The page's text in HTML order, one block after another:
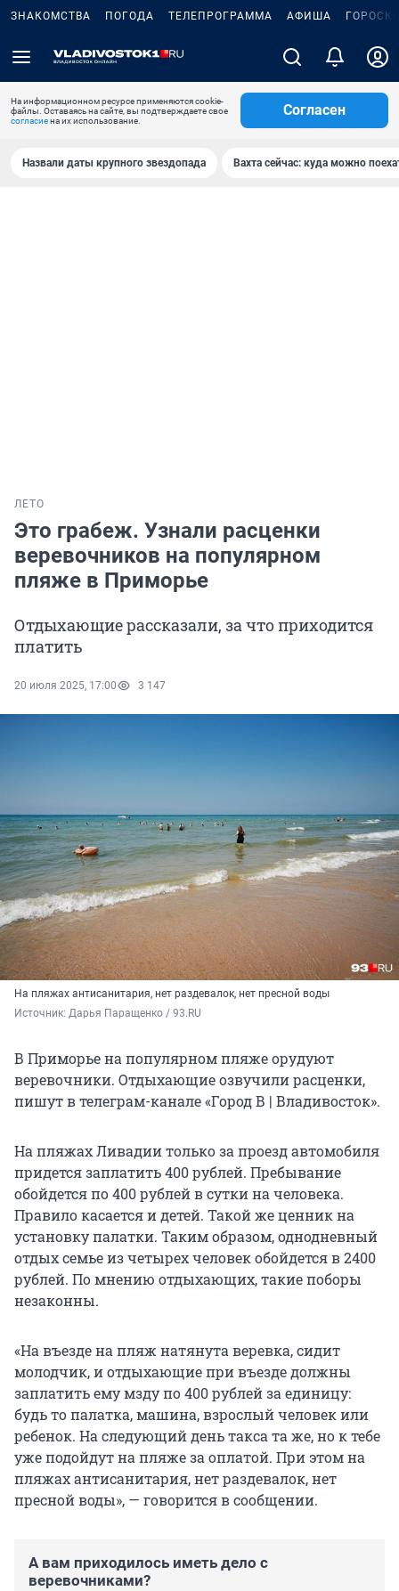
ЗНАКОМСТВА ПОГОДА ТЕЛЕПРОГРАММА АФИША
На информационном ресурсе применяются cookie-
файлы. Оставаясь на сайте, вы подтверждаете свое
согласиена их использование.
Согласен
Назвали даты крупного звездопада Вахта сейчас: куда можно
ЛЕТО
Это грабеж. Узнали расценки
веревочников на популярном
пляже в Приморье
Отдыхающие рассказали, за что приходится
платить
20 июля 2025, 17:00 3 147
На пляжах антисанитария, нет раздевалок, нет пресной воды
Источник: Дарья Паращенко / 93.RU
В Приморье на популярном пляже орудуют
веревочники. Отдыхающие озвучили расценки,
пишут в телеграм-канале «Город В | Владивосток».
На пляжах Ливадии только за проезд автомобиля
придется заплатить400 рублей. Пребывание
обойдется по 400 рублей в сутки на человека.
Правило касается и детей. Такой же ценник на
установку палатки. Таким образом, однодневный
отдых семье из четырех человек обойдется в 2400
рублей. По мнению отдыхающих, такие поборы
незаконны.
«На въезде на пляж натянута веревка, сидит
молодчик, и отдыхающие при въезде должны
заплатить ему мзду по 400 рублей за единицу:
будь то палатка, машина, взрослый человек или
ребенок. На следующий день такса та же, но к тебе
уже подойдут на пляже за оплатой. При этом на
пляжах антисанитария, нет раздевалок, нет
пресной воды», — говорится в сообщении.
А вам приходилось иметь дело с
веревочниками?